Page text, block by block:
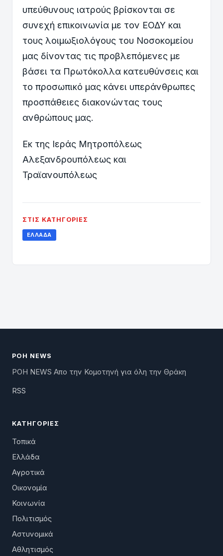
υπεύθυνους ιατρούς βρίσκονται σε
συνεχή επικοινωνία με τον ΕΟΔΥ και
τους λοιμωξιολόγους του Νοσοκομείου
μας δίνοντας τις προβλεπόμενες με
βάσει τα Πρωτόκολλα κατευθύνσεις και
το προσωπικό μας κάνει υπεράνθρωπες
προσπάθειες διακονώντας τους
ανθρώπους μας.
Εκ της Ιεράς Μητροπόλεως
Αλεξανδρουπόλεως και
Τραϊανουπόλεως
ΣΤΙΣ ΚΑΤΗΓΟΡΊΕΣ
ΕΛΛΆΔΑ
ΡΟΗ NEWS
ΡΟΗ NEWS Απο την Κομοτηνή για όλη την Θράκη
RSS
ΚΑΤΗΓΟΡΊΕΣ
Τοπικά
Ελλάδα
Αγροτικά
Οικονομία
Κοινωνία
Πολιτισμός
Αστυνομικά
Αθλητισμός